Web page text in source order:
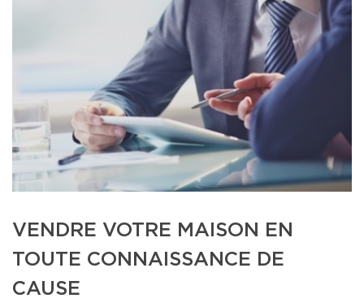
VENDRE VOTRE MAISON EN
TOUTE CONNAISSANCE DE
CAUSE